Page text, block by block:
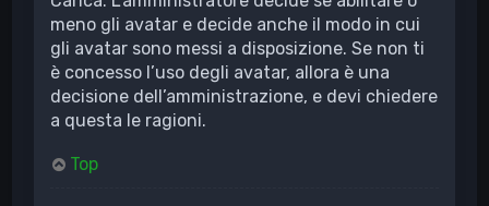
meno gli avatar e decide anche il modo in cui
gli avatar sono messi a disposizione. Se non ti
è concesso l’uso degli avatar, allora è una
decisione dell’amministrazione, e devi chiedere
a questa le ragioni.
Top